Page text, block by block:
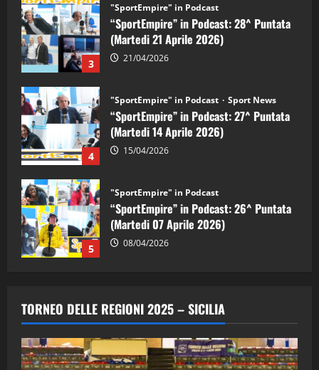
4
"SportEmpire" in Podcast
“SportEmpire” in Podcast: 27^ Puntata
(Martedi 14 Aprile 2026)
15/04/2026
5
"SportEmpire" in Podcast
“SportEmpire” in Podcast: 26^ Puntata
(Martedi 07 Aprile 2026)
08/04/2026
1
"SportEmpire" in Podcast
“SportEmpire” in Podcast: 30^ Puntata
(Martedi 05 Maggio 2026)
08/05/2026
2
“SportEmpire” in Podcast: 29^ Puntata
(Martedi 28 Aprile 2026)
28/04/2026
TORNEO DELLE REGIONI 2025 – SICILIA